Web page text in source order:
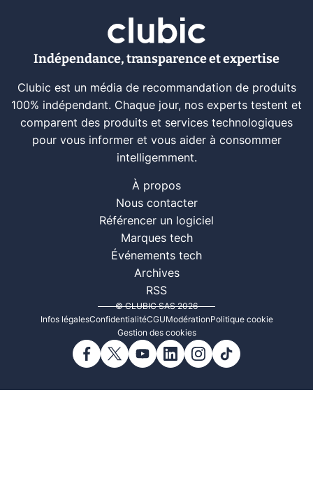
Indépendance, transparence et expertise
Clubic est un média de recommandation de produits
100% indépendant. Chaque jour, nos experts testent et
comparent des produits et services technologiques
pour vous informer et vous aider à consommer
intelligemment.
À propos
Nous contacter
Référencer un logiciel
Marques tech
Événements tech
Archives
RSS
© CLUBIC SAS 2026
Infos légalesConfidentialitéCGUModérationPolitique cookie
Gestion des cookies